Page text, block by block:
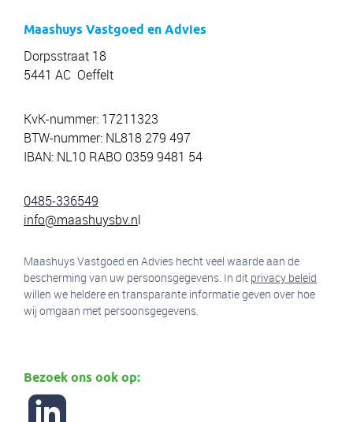
Maashuys Vastgoed en Advies
Dorpsstraat 18
5441 AC Oeffelt
KvK-nummer: 17211323
BTW-nummer: NL818 279 497
IBAN: NL10 RABO 0359 9481 54
0485-336549
info@maashuysbv.nl
Maashuys Vastgoed en Advies hecht veel waarde aan de
bescherming van uw persoonsgegevens. In dit privacy beleid
willen we heldere en transparante informatie geven over hoe
wij omgaan met persoonsgegevens.
Bezoek ons ook op: